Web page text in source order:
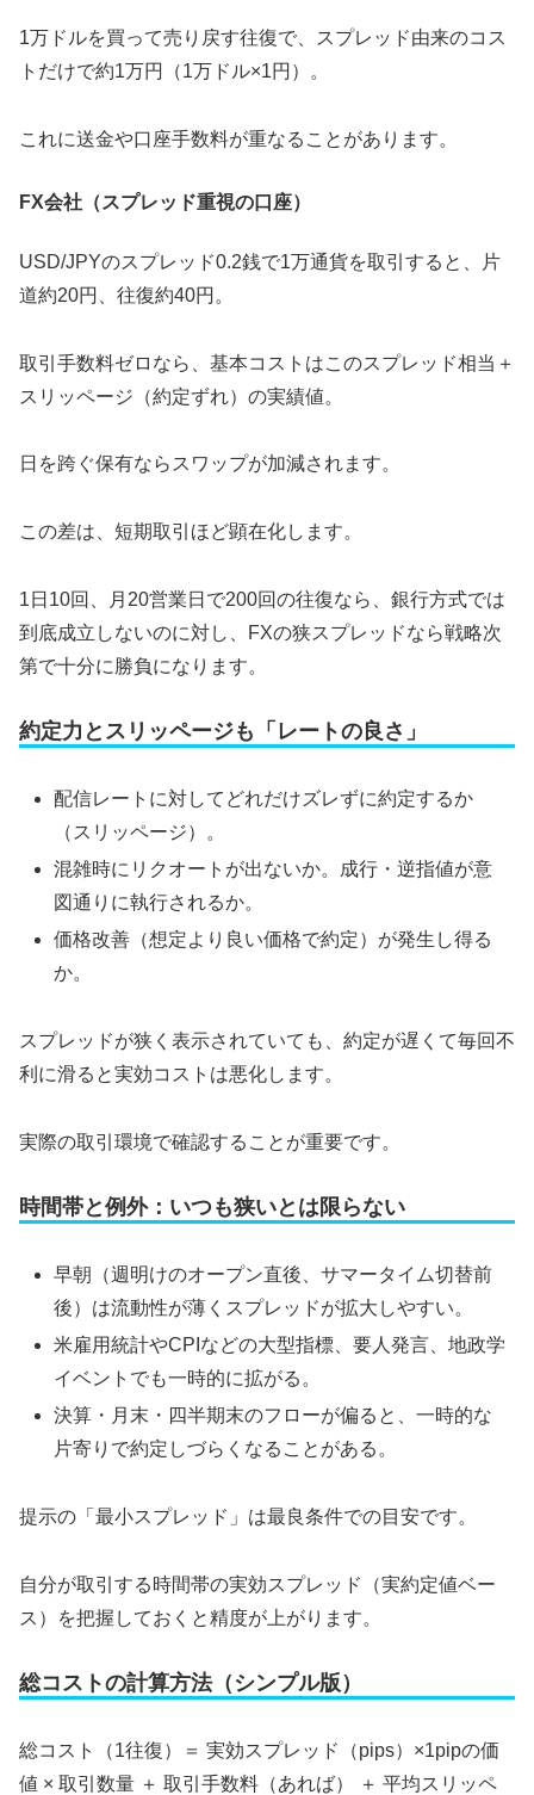
1万ドルを買って売り戻す往復で、スプレッド由来のコス
トだけで約1万円（1万ドル×1円）。
これに送金や口座手数料が重なることがあります。
FX会社（スプレッド重視の口座）
USD/JPYのスプレッド0.2銭で1万通貨を取引すると、片
道約20円、往復約40円。
取引手数料ゼロなら、基本コストはこのスプレッド相当＋
スリッページ（約定ずれ）の実績値。
日を跨ぐ保有ならスワップが加減されます。
この差は、短期取引ほど顕在化します。
1日10回、月20営業日で200回の往復なら、銀行方式では
到底成立しないのに対し、FXの狭スプレッドなら戦略次
第で十分に勝負になります。
約定力とスリッページも「レートの良さ」
配信レートに対してどれだけズレずに約定するか
（スリッページ）。
混雑時にリクオートが出ないか。成行・逆指値が意
図通りに執行されるか。
価格改善（想定より良い価格で約定）が発生し得る
か。
スプレッドが狭く表示されていても、約定が遅くて毎回不
利に滑ると実効コストは悪化します。
実際の取引環境で確認することが重要です。
時間帯と例外：いつも狭いとは限らない
早朝（週明けのオープン直後、サマータイム切替前
後）は流動性が薄くスプレッドが拡大しやすい。
米雇用統計やCPIなどの大型指標、要人発言、地政学
イベントでも一時的に拡がる。
決算・月末・四半期末のフローが偏ると、一時的な
片寄りで約定しづらくなることがある。
提示の「最小スプレッド」は最良条件での目安です。
自分が取引する時間帯の実効スプレッド（実約定値ベー
ス）を把握しておくと精度が上がります。
総コストの計算方法（シンプル版）
総コスト（1往復）＝ 実効スプレッド（pips）×1pipの価
値 × 取引数量 ＋ 取引手数料（あれば） ＋ 平均スリッペ